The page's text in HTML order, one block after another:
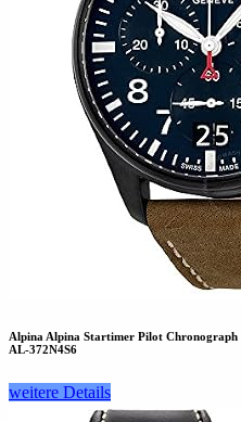
Alpina Alpina Startimer Pilot
AL-372N4S6
weitere Details